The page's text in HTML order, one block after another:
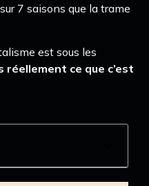
7 saisons que la trame
est sous les
réellement ce que c’est